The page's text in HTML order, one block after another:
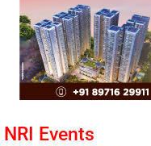
NRI Events